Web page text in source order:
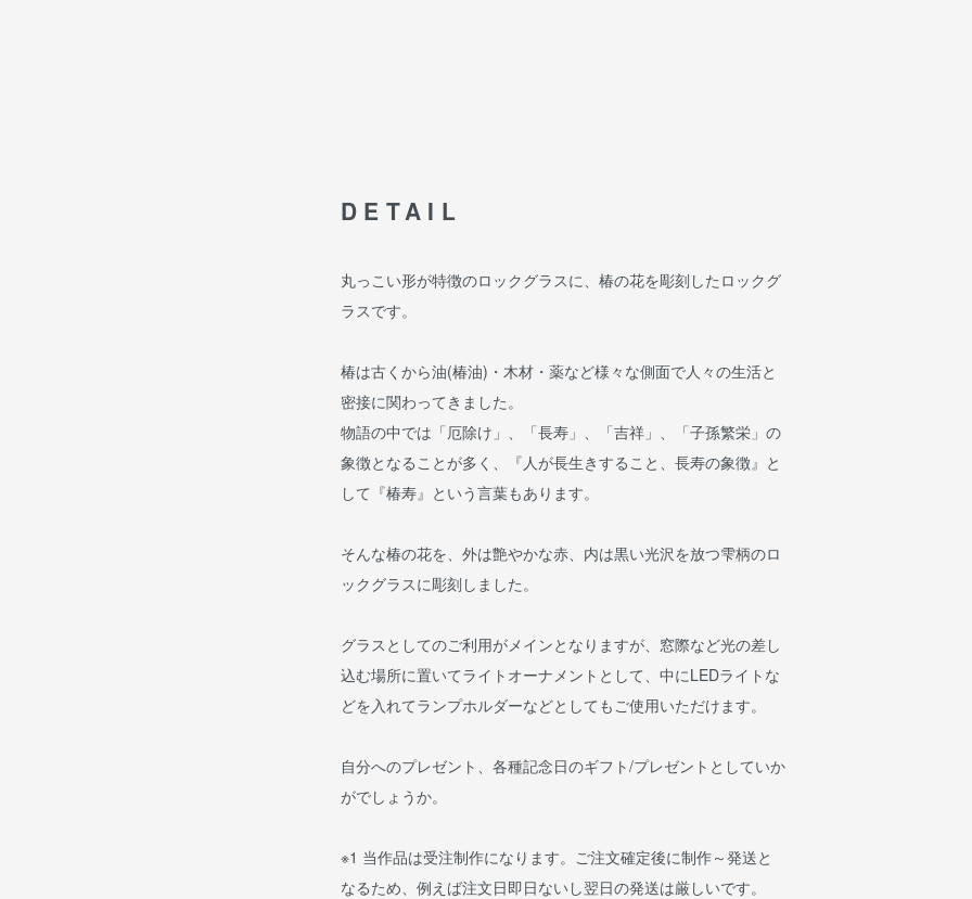
DETAIL
丸っこい形が特徴のロックグラスに、椿の花を彫刻したロックグ
ラスです。
椿は古くから油(椿油)・木材・薬など様々な側面で人々の生活と
密接に関わってきました。
物語の中では「厄除け」、「長寿」、「吉祥」、「子孫繁栄」の
象徴となることが多く、『人が長生きすること、長寿の象徴』と
して『椿寿』という言葉もあります。
そんな椿の花を、外は艶やかな赤、内は黒い光沢を放つ雫柄のロ
ックグラスに彫刻しました。
グラスとしてのご利用がメインとなりますが、窓際など光の差し
込む場所に置いてライトオーナメントとして、中にLEDライトな
どを入れてランプホルダーなどとしてもご使用いただけます。
自分へのプレゼント、各種記念日のギフト/プレゼントとしていか
がでしょうか。
※1 当作品は受注制作になります。ご注文確定後に制作～発送と
なるため、例えば注文日即日ないし翌日の発送は厳しいです。